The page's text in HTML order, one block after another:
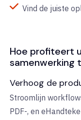
Vind de juiste
Hoe profiteert
samenwerking
Verhoog de
Stroomlijn
PDF-, en